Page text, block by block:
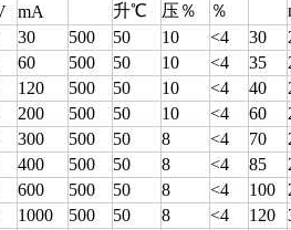
升℃
压％
％
mA
30 500 50 10 <4 30
60 500 50 10 <4 35
120 500 50 10 <4 40
200 500 50 10 <4 60
300 500 50 8 <4 70
400 500 50 8 <4 85
600 500 50 8 <4 100
1000 500 50 8 <4 120